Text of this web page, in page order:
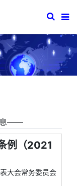
息――
例（2021
大会常务委员会